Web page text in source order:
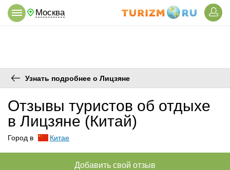
Москва
Узнать подробнее о Лицзяне
Отзывы туристов об отдыхе
в Лицзяне (Китай)
Город в Китае
Добавить свой отзыв